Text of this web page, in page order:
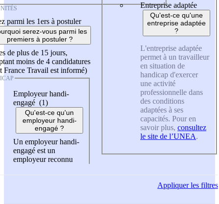
parmi les 1ers à postuler
serez-vous parmi les
premiers à postuler ?
de plus de 15 jours,
moins de 4 candidatures
France Travail est informé)
Employeur handi-
engagé (1)
Qu'est-ce qu'un
employeur handi-
engagé ?
Un employeur handi-
engagé est un
employeur reconnu
Entreprise adaptée
Qu'est-ce qu'une
entreprise adaptée
?
L'entreprise adaptée
permet à un travailleur
en situation de
handicap d'exercer
une activité
professionnelle dans
des conditions
adaptées à ses
capacités. Pour en
savoir plus, consultez
le site de l’UNEA.
Appliquerles filtres